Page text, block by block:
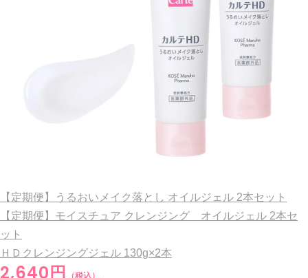
【定期便】うるおいメイク落とし オイルジェル 2本セット
【定期便】モイスチュア クレンジング オイルジェル 2本セ
ット
ＨＤクレンジングジェル 130g×2本
2,640円 （税込）